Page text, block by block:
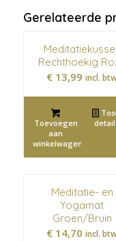
Gerelateerde
Rechthoekig
€ 13,99 incl.
Toevoegen
aan
winkelwagen
Meditatie- en
Yogamat
Groen/Bruin
€ 14,70 incl.